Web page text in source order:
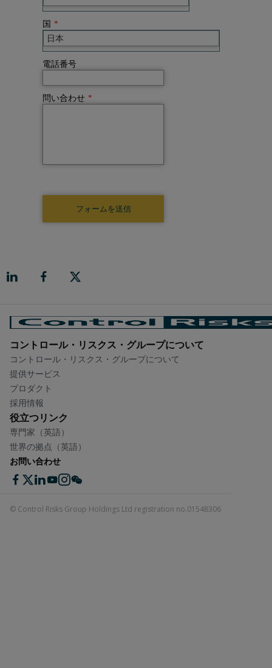
国 *
電話番号
問い合わせ *
コントロール・リスクス・グループについて​
コントロール・リスクス・グループについて​
提供サービス
プロダクト
採用情報
役立つリンク
専門家（英語）
世界の拠点（英語）
お問い合わせ
© Control Risks Group Holdings Ltd registration no.01548306